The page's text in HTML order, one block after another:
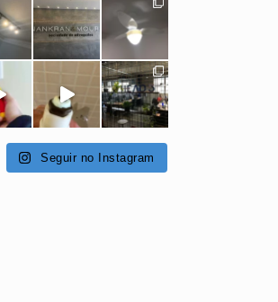
Seguir no Instagram